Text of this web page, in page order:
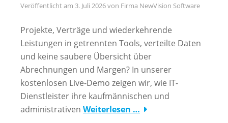
Veröffentlicht am 3. Juli 2026von Firma NewVision Software
Projekte, Verträge und wiederkehrende
Leistungen in getrennten Tools, verteilte Daten
und keine saubere Übersicht über
Abrechnungen und Margen? In unserer
kostenlosen Live-Demo zeigen wir, wie IT-
Dienstleister ihre kaufmännischen und
administrativen Weiterlesen …